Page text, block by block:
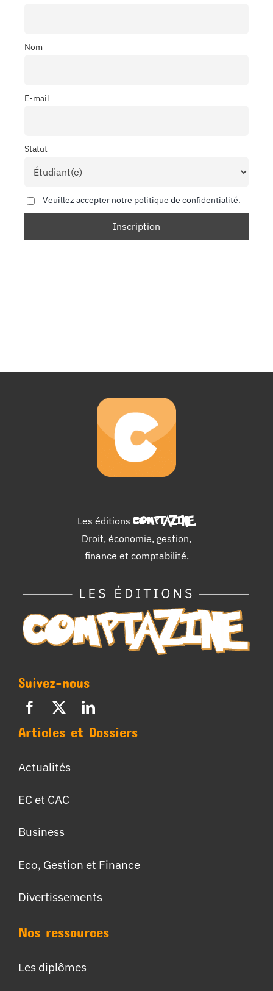
Nom
E-mail
Statut
Veuillez accepter notre politique de confidentialité.
Les éditions COMPTAZINE.
Droit, économie, gestion,
finance et comptabilité.
Suivez-nous
Articles et Dossiers
Actualités
EC et CAC
Business
Eco, Gestion et Finance
Divertissements
Nos ressources
Les diplômes